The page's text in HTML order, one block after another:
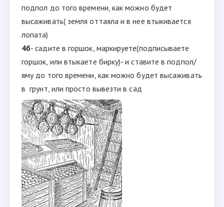
подпол до того времени, как можно будет
высаживать( земля оттаяла и в нее втыкивается
лопата)
4б- садите в горшок, маркируете(подписываете
горшок, или втыкаете бирку)- и ставите в подпол/
яму до того времени, как можно будет высаживать
в грунт, или просто вывезти в сад